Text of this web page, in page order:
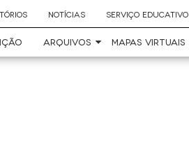
NOTÍCIAS SERVIÇO EDUCATIVO
ARQUIVOS MAPAS VIRTUAIS